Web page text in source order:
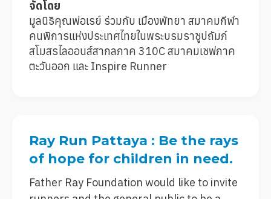
จัดโดย
มูลนิธิคุณพ่อเรย์ ร่วมกับ เมืองพัทยา สมาคมกีฬา
คนพิการแห่งประเทศไทยในพระบรมราชูปถัมภ์
สโมสรไลออนส์สากลภาค 310C สมาคมเชฟภาค
ตะวันออก และ Inspire Runner
Ray Run Pattaya : Be the rays
of hope for children in need.
Father Ray Foundation would like to invite